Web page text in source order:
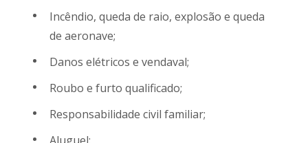
Incêndio, queda de raio, explosão e queda
de aeronave;
Danos elétricos e vendaval;
Roubo e furto qualificado;
Responsabilidade civil familiar;